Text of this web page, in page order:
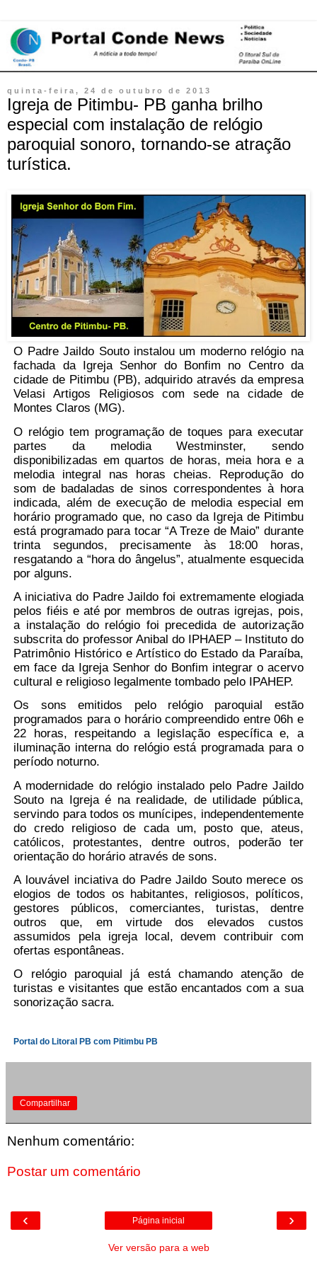
quinta-feira, 24 de outubro de 2013
Igreja de Pitimbu- PB ganha brilho
especial com instalação de relógio
paroquial sonoro, tornando-se atração
turística.
O Padre Jaildo Souto instalou um moderno relógio na
fachada da Igreja Senhor do Bonfim no Centro da
cidade de Pitimbu (PB), adquirido através da empresa
Velasi Artigos Religiosos com sede na cidade de
Montes Claros (MG).
O relógio tem programação de toques para executar
partes da melodia Westminster, sendo
disponibilizadas em quartos de horas, meia hora e a
melodia integral nas horas cheias. Reprodução do
som de badaladas de sinos correspondentes à hora
indicada, além de execução de melodia especial em
horário programado que, no caso da Igreja de Pitimbu
está programado para tocar “A Treze de Maio” durante
trinta segundos, precisamente às 18:00 horas,
resgatando a “hora do ângelus”, atualmente esquecida
por alguns.
A iniciativa do Padre Jaildo foi extremamente elogiada
pelos fiéis e até por membros de outras igrejas, pois,
a instalação do relógio foi precedida de autorização
subscrita do professor Anibal do IPHAEP – Instituto do
Patrimônio Histórico e Artístico do Estado da Paraíba,
em face da Igreja Senhor do Bonfim integrar o acervo
cultural e religioso legalmente tombado pelo IPAHEP.
Os sons emitidos pelo relógio paroquial estão
programados para o horário compreendido entre 06h e
22 horas, respeitando a legislação específica e, a
iluminação interna do relógio está programada para o
período noturno.
A modernidade do relógio instalado pelo Padre Jaildo
Souto na Igreja é na realidade, de utilidade pública,
servindo para todos os munícipes, independentemente
do credo religioso de cada um, posto que, ateus,
católicos, protestantes, dentre outros, poderão ter
orientação do horário através de sons.
A louvável inciativa do Padre Jaildo Souto merece os
elogios de todos os habitantes, religiosos, políticos,
gestores públicos, comerciantes, turistas, dentre
outros que, em virtude dos elevados custos
assumidos pela igreja local, devem contribuir com
ofertas espontâneas.
O relógio paroquial já está chamando atenção de
turistas e visitantes que estão encantados com a sua
sonorização sacra.
Portal do Litoral PB com Pitimbu PB
Compartilhar
Nenhum comentário:
Postar um comentário
‹ ›
Página inicial
Ver versão para a web